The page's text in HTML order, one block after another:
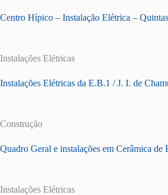
Centro Hípico – Instalação Elétrica –
Instalações Elétricas
Instalações Elétricas da E.B.1 / J. I. de
Construção
Quadro Geral e instalações em Cerâmica
Instalações Elétricas